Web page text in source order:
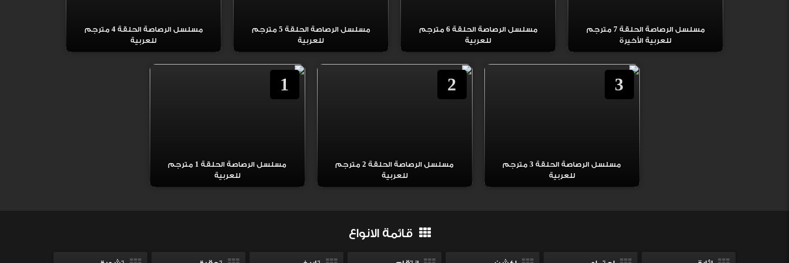
مسلسل الرصاصة الحلقة 7 مترجم
للعربية الأخيرة
مسلسل الرصاصة الحلقة 6 مترجم
للعربية
مسلسل الرصاصة الحلقة 5 مترجم
للعربية
مسلسل الرصاصة الحلقة 4 مترجم
للعربية
3
مسلسل الرصاصة الحلقة 3 مترجم
للعربية
2
مسلسل الرصاصة الحلقة 2 مترجم
للعربية
1
مسلسل الرصاصة الحلقة 1 مترجم
للعربية
قائمة الانواع